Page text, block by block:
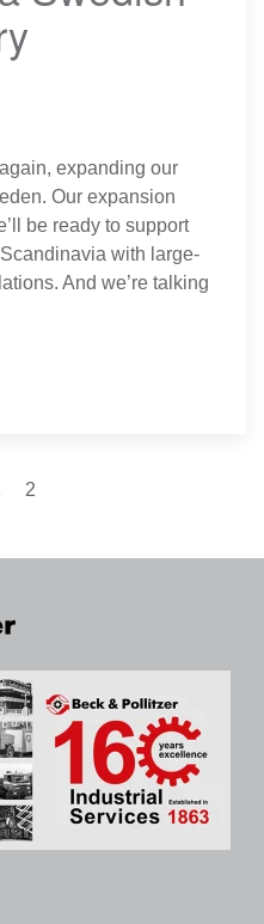
expanding our
Our expansion
be ready to support
with large-
And we’re talking
2